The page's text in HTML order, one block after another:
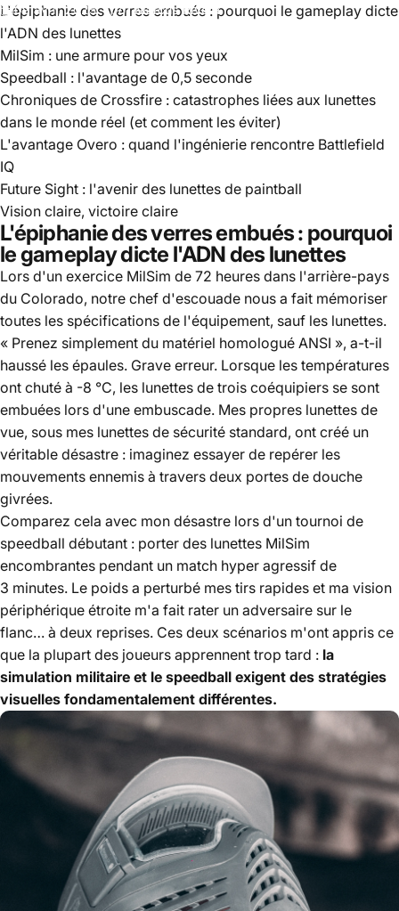
09 avril, 2025 parMarcus Rivera
L'épiphanie des verres embués : pourquoi le gameplay dicte
l'ADN des lunettes
MilSim : une armure pour vos yeux
Speedball : l'avantage de 0,5 seconde
Chroniques de Crossfire : catastrophes liées aux lunettes
dans le monde réel (et comment les éviter)
L'avantage Overo : quand l'ingénierie rencontre Battlefield
IQ
Future Sight : l'avenir des lunettes de paintball
Vision claire, victoire claire
L'épiphanie des verres embués : pourquoi
le gameplay dicte l'ADN des lunettes
Lors d'un exercice MilSim de 72 heures dans l'arrière-pays
du Colorado, notre chef d'escouade nous a fait mémoriser
toutes les spécifications de l'équipement, sauf les lunettes.
« Prenez simplement du matériel homologué ANSI », a-t-il
haussé les épaules. Grave erreur. Lorsque les températures
ont chuté à -8 °C, les lunettes de trois coéquipiers se sont
embuées lors d'une embuscade. Mes propres lunettes de
vue, sous mes lunettes de sécurité standard, ont créé un
véritable désastre : imaginez essayer de repérer les
mouvements ennemis à travers deux portes de douche
givrées.
Comparez cela avec mon désastre lors d'un tournoi de
speedball débutant : porter des lunettes MilSim
encombrantes pendant un match hyper agressif de
3 minutes. Le poids a perturbé mes tirs rapides et ma vision
périphérique étroite m'a fait rater un adversaire sur le
flanc… à deux reprises. Ces deux scénarios m'ont appris ce
que la plupart des joueurs apprennent trop tard : la
simulation militaire et le speedball exigent des stratégies
visuelles fondamentalement différentes.